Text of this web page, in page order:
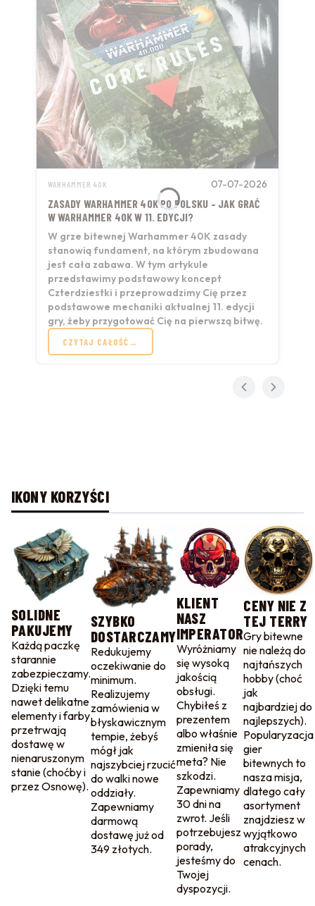
WARHAMMER 40K 07-07-2026
ZASADY WARHAMMER 40K PO POLSKU – JAK GRAĆ
W WARHAMMER 40K W 11. EDYCJI?
W grze bitewnej Warhammer 40K zasady
stanowią fundament, na którym zbudowana
jest cała zabawa. W tym artykule
przedstawimy podstawowy koncept
Czterdziestki i przeprowadzimy Cię przez
podstawowe mechaniki aktualnej 11. edycji
gry, żeby przygotować Cię na pierwszą bitwę.
CZYTAJ CAŁOŚĆ
IKONY KORZYŚCI
SOLIDNE
PAKUJEMY
Każdą paczkę
starannie
zabezpieczamy.
Dzięki temu
nawet delikatne
elementy i farby
przetrwają
dostawę w
nienaruszonym
stanie (choćby i
przez Osnowę).
SZYBKO
DOSTARCZAMY
Redukujemy
oczekiwanie do
minimum.
Realizujemy
zamówienia w
błyskawicznym
tempie, żebyś
mógł jak
najszybciej rzucić
do walki nowe
oddziały.
Zapewniamy
darmową
dostawę już od
349 złotych.
KLIENT
NASZ
IMPERATOR
Wyróżniamy
się wysoką
jakością
obsługi.
Chybiłeś z
prezentem
albo właśnie
zmieniła się
meta? Nie
szkodzi.
Zapewniamy
30 dni na
zwrot. Jeśli
potrzebujesz
porady,
jesteśmy do
Twojej
dyspozycji.
CENY NIE Z
TEJ TERRY
Gry bitewne
nie należą do
najtańszych
hobby (choć
jak
najbardziej do
najlepszych).
Popularyzacja
gier
bitewnych to
nasza misja,
dlatego cały
asortyment
znajdziesz w
wyjątkowo
atrakcyjnych
cenach.